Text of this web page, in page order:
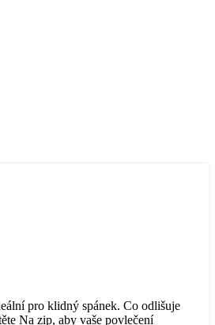
pro klidný spánek. Co odlišuje
Na zip, aby vaše povlečení